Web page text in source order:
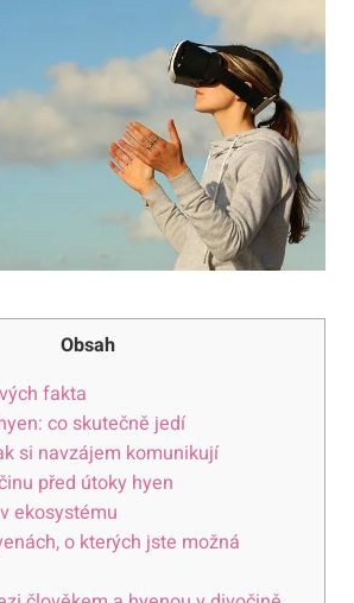
Obsah
fakta
co skutečně jedí
si navzájem komunikují
před útoky hyen
ekosystému
o kterých jste možná